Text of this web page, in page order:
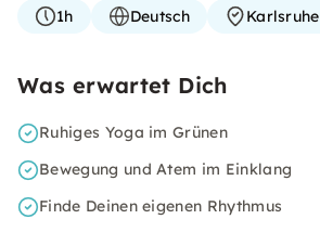
1h Deutsch Karlsruhe
Was erwartet Dich
Ruhiges Yoga im Grünen
Bewegung und Atem im Einklang
Finde Deinen eigenen Rhythmus